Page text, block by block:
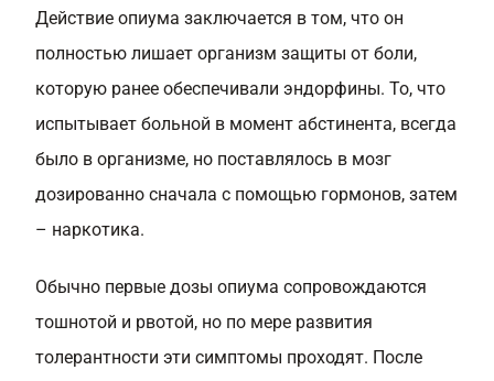
Действие опиума заключается в том, что он
полностью лишает организм защиты от боли,
которую ранее обеспечивали эндорфины. То, что
испытывает больной в момент абстинента, всегда
было в организме, но поставлялось в мозг
дозированно сначала с помощью гормонов, затем
– наркотика.
Обычно первые дозы опиума сопровождаются
тошнотой и рвотой, но по мере развития
толерантности эти симптомы проходят. После